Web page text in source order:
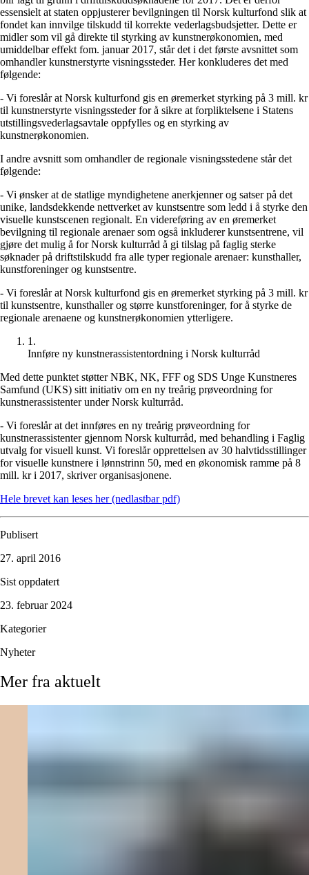
essensielt at staten oppjusterer bevilgningen til Norsk kulturfond slik at
fondet kan innvilge tilskudd til korrekte vederlagsbudsjetter. Dette er
midler som vil gå direkte til styrking av kunstnerøkonomien, med
umiddelbar effekt fom. januar 2017, står det i det første avsnittet som
omhandler kunstnerstyrte visningssteder. Her konkluderes det med
følgende:
- Vi foreslår at Norsk kulturfond gis en øremerket styrking på 3 mill. kr
til kunstnerstyrte visningssteder for å sikre at forpliktelsene i Statens
utstillingsvederlagsavtale oppfylles og en styrking av
kunstnerøkonomien.
I andre avsnitt som omhandler de regionale visningsstedene står det
følgende:
- Vi ønsker at de statlige myndighetene anerkjenner og satser på det
unike, landsdekkende nettverket av kunstsentre som ledd i å styrke den
visuelle kunstscenen regionalt. En videreføring av en øremerket
bevilgning til regionale arenaer som også inkluderer kunstsentrene, vil
gjøre det mulig å for Norsk kulturråd å gi tilslag på faglig sterke
søknader på driftstilskudd fra alle typer regionale arenaer: kunsthaller,
kunstforeninger og kunstsentre.
- Vi foreslår at Norsk kulturfond gis en øremerket styrking på 3 mill. kr
til kunstsentre, kunsthaller og større kunstforeninger, for å styrke de
regionale arenaene og kunstnerøkonomien ytterligere.
1 .
Innføre ny kunstnerassistentordning i Norsk kulturråd
Med dette punktet støtter NBK, NK, FFF og SDS Unge Kunstneres
Samfund (UKS) sitt initiativ om en ny treårig prøveordning for
kunstnerassistenter under Norsk kulturråd.
- Vi foreslår at det innføres en ny treårig prøveordning for
kunstnerassistenter gjennom Norsk kulturråd, med behandling i Faglig
utvalg for visuell kunst. Vi foreslår opprettelsen av 30 halvtidsstillinger
for visuelle kunstnere i lønnstrinn 50, med en økonomisk ramme på 8
mill. kr i 2017, skriver organisasjonene.
Hele brevet kan leses her (nedlastbar pdf)
Publisert
27. april 2016
Sist oppdatert
23. februar 2024
Kategorier
Nyheter
Mer fra aktuelt